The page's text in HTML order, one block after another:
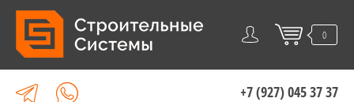
0
+7 (927) 045 37 37